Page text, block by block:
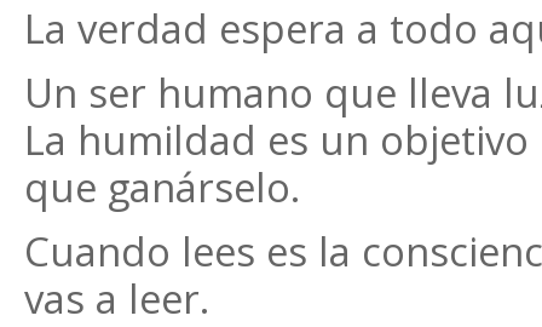
La verdad espera a todo
Un ser humano que lleva
La humildad es un
que ganárselo.
Cuando lees es la
vas a leer.